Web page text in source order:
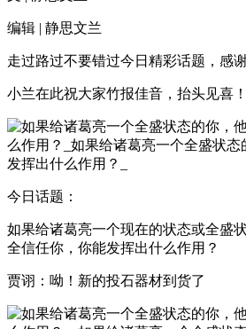
编辑 | 静思文兰
走过路过不要错过今日精彩话题，感
小兰在此祝大家竹报佳音，抬头见喜！
今日话题：
如果给诸葛亮一个现在的状态或全盛
全信任你，你能发挥出什么作用？
贾诩：呦！新的投石器材到货了